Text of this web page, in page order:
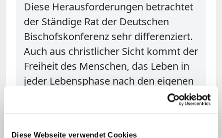
Diese Webseite verwendet Cookies
Diese Herausforderungen betrachtet
der Ständige Rat der Deutschen
Bischofskonferenz sehr differenziert.
Auch aus christlicher Sicht kommt der
Freiheit des Menschen, das Leben in
jeder Lebensphase nach den eigenen